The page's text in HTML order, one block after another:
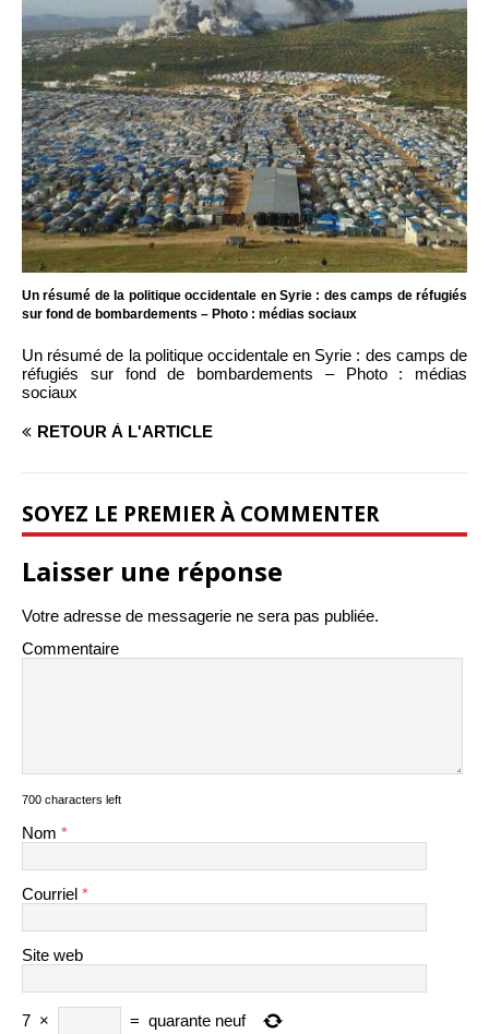
Un résumé de la politique occidentale en Syrie : des camps de réfugiés
sur fond de bombardements – Photo : médias sociaux
Un résumé de la politique occidentale en Syrie : des camps de
réfugiés sur fond de bombardements – Photo : médias
sociaux
RETOUR À L'ARTICLE
SOYEZ LE PREMIER À COMMENTER
Laisser une réponse
Votre adresse de messagerie ne sera pas publiée.
Commentaire
700 characters left
Nom *
Courriel *
Site web
7 × = quarante neuf